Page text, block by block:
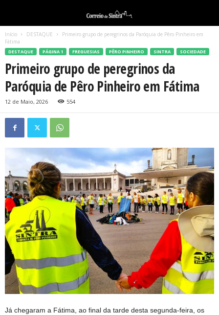
Início DESTAQUE
Primeiro grupo de peregrinos da Paróquia de Pêro Pinheiro em
Fátima
DESTAQUE PÁGINA 1 FREGUESIAS PÊRO PINHEIRO SINTRA SOCIEDADE
Primeiro grupo de peregrinos da
Paróquia de Pêro Pinheiro em Fátima
12 de Maio, 2026 554
Já chegaram a Fátima, ao final da tarde desta segunda-feira, os